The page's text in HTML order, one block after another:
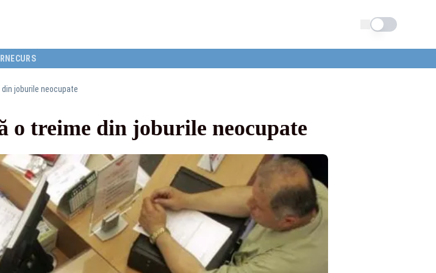
Schimba tema
CURS
joburile neocupate
o treime din joburile neocupate